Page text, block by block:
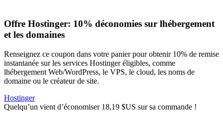
Offre Hostinger: 10% déconomies sur lhébergement
et les domaines
Renseignez ce coupon dans votre panier pour obtenir 10% de remise
instantanée sur les services Hostinger éligibles, comme
lhébergement Web/WordPress, le VPS, le cloud, les noms de
domaine ou le créateur de site.
Hostinger
Quelqu’un vient d’économiser 18,19 $US sur sa commande !